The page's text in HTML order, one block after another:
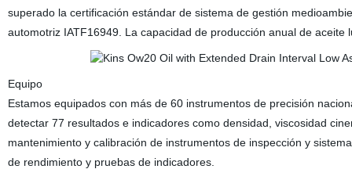
superado la certificación estándar de sistema de gestión
automotriz IATF16949. La capacidad de producción anual de aceite
Equipo
Estamos equipados con más de 60 instrumentos de precisión
detectar 77 resultados e indicadores como densidad, viscosidad
mantenimiento y calibración de instrumentos de inspección y
de rendimiento y pruebas de indicadores.